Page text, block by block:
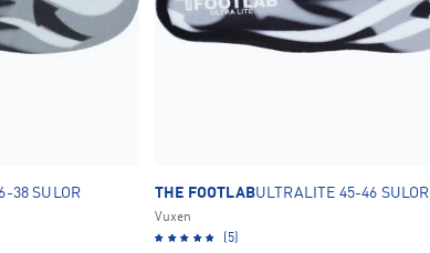
38 SULOR THE FOOTLABULTRALITE 45-46 SULOR
Vuxen
(5)